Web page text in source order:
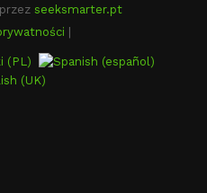
seeksmarter.pt